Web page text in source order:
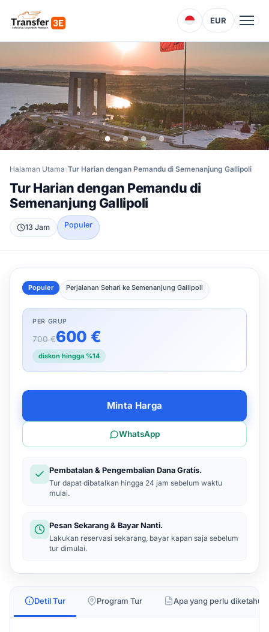
EUR
Halaman Utama Tur Harian dengan Pemandu di Semenanjung Gallipoli
Tur Harian dengan Pemandu di
Semenanjung Gallipoli
13 Jam Populer
Detil Tur Program Tur Apa yang perlu diketahui
Populer Perjalanan Sehari ke Semenanjung Gallipoli
PER GRUP
700 €600 €
diskon hingga %14
Minta Harga
WhatsApp
Pembatalan & Pengembalian Dana Gratis.
Tur dapat dibatalkan hingga 24 jam sebelum waktu
mulai.
Pesan Sekarang & Bayar Nanti.
Lakukan reservasi sekarang, bayar kapan saja sebelum
tur dimulai.